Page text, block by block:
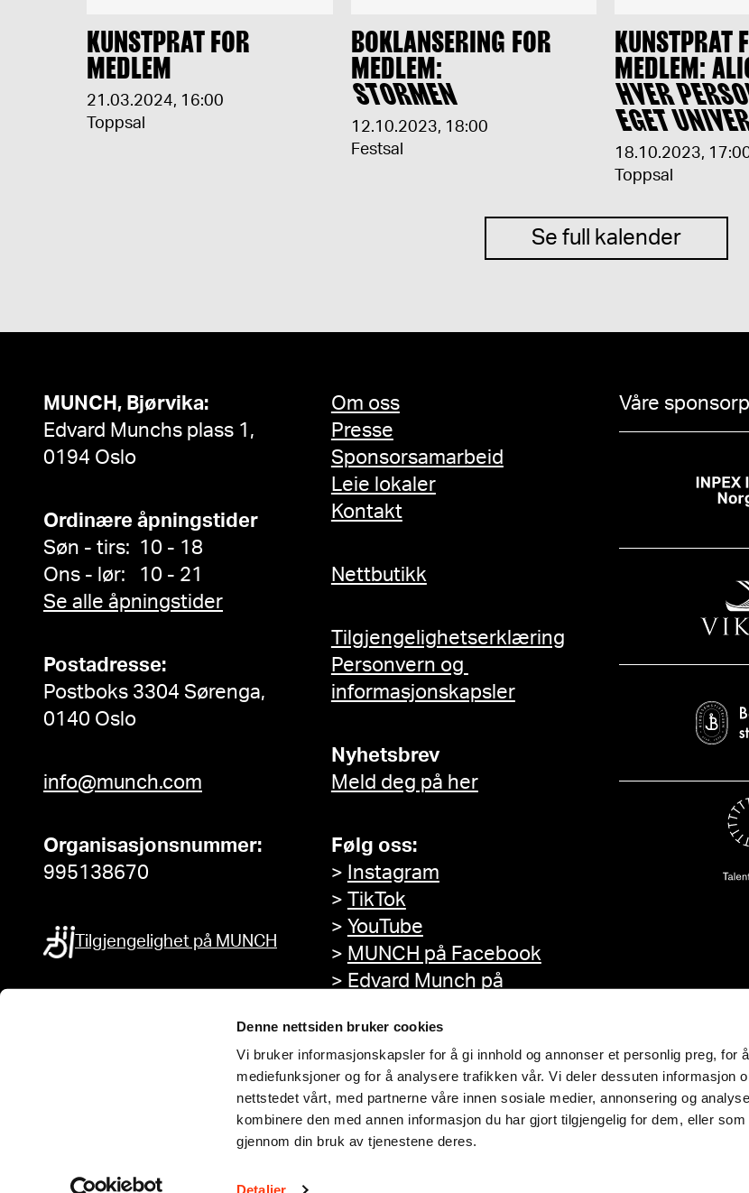
Denne nettsiden bruker cookies
Vi bruker informasjonskapsler for å gi innhold og annonser et personlig preg, for
mediefunksjoner og for å analysere trafikken vår. Vi deler dessuten informasjon
nettstedet vårt, med partnerne våre innen sosiale medier, annonsering og
kombinere den med annen informasjon du har gjort tilgjengelig for dem, eller
gjennom din bruk av tjenestene deres.
Detaljer
KUNSTPRAT FOR
MEDLEM
21.03.2024, 16:00
Toppsal
BOKLANSERING FOR
MEDLEM:
STORMEN
12.10.2023, 18:00
Festsal
KUNSTPRAT
MEDLEM:
HVER
EGET
18.10.2023,
Toppsal
Se full kalender
MUNCH, Bjørvika:
Edvard Munchs plass 1,
0194 Oslo
Ordinære åpningstider
Søn - tirs: 10 - 18
Ons - lør: 10 - 21
Se alle åpningstider
Postadresse:
Postboks 3304 Sørenga,
0140 Oslo
info@munch.com
Organisasjonsnummer:
995138670
Tilgjengelighet på MUNCH
Om oss
Presse
Sponsorsamarbeid
Leie lokaler
Kontakt
Nettbutikk
Tilgjengelighetserklæring
Personvern og
informasjonskapsler
Nyhetsbrev
Meld deg på her
Følg oss:
> Instagram
> TikTok
> YouTube
> MUNCH på Facebook
> Edvard Munch på
Våre